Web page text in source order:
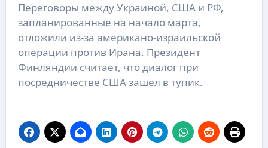
Переговоры между Украиной, США и РФ,
запланированные на начало марта,
отложили из-за американо-израильской
операции против Ирана. Президент
Финляндии считает, что диалог при
посредничестве США зашел в тупик.